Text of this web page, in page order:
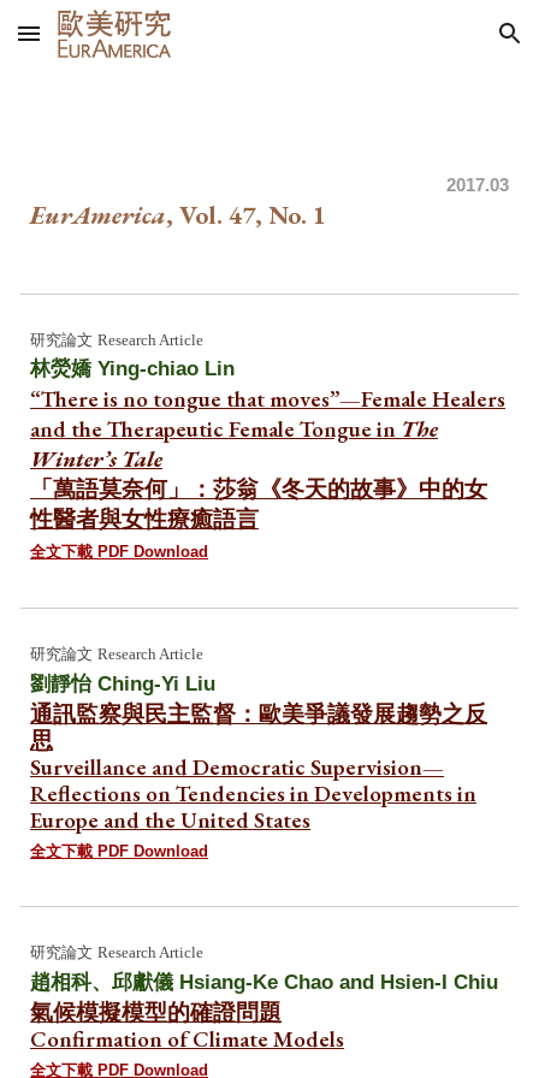
Skip to main content Skip to navigation
2017.03
EurAmerica, Vol. 47, No. 1
研究論文Research Article
林熒嬌 Ying-chiao Lin
“There is no tongue that moves”—Female Healers
and the Therapeutic Female Tongue in The
Winter’s Tale
「萬語莫奈何」：莎翁《冬天的故事》中的女
性醫者與女性療癒語言
全文下載 PDF Download
研究論文Research Article
劉靜怡 Ching-Yi Liu
通訊監察與民主監督：歐美爭議發展趨勢之反
思
Surveillance and Democratic Supervision—
Reflections on Tendencies in Developments in
Europe and the United States
全文下載 PDF Download
研究論文Research Article
趙相科、邱獻儀 Hsiang-Ke Chao and Hsien-I Chiu
氣候模擬模型的確證問題
Confirmation of Climate Models
全文下載 PDF Download